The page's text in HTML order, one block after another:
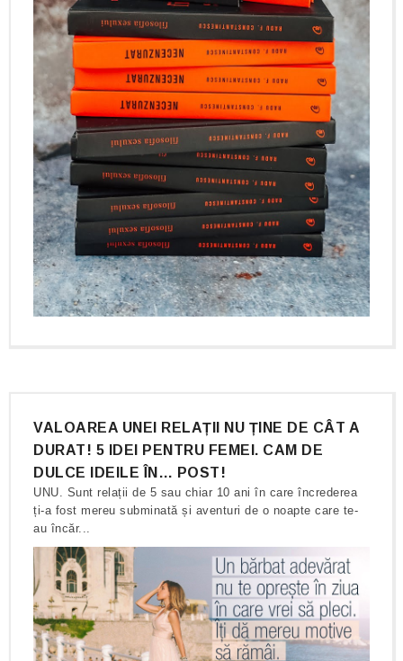
VALOAREA UNEI RELAȚII NU ȚINE DE CÂT A
DURAT! 5 IDEI PENTRU FEMEI. CAM DE
DULCE IDEILE ÎN… POST!
UNU. Sunt relații de 5 sau chiar 10 ani în care încrederea
ți-a fost mereu subminată și aventuri de o noapte care te-
au încăr...